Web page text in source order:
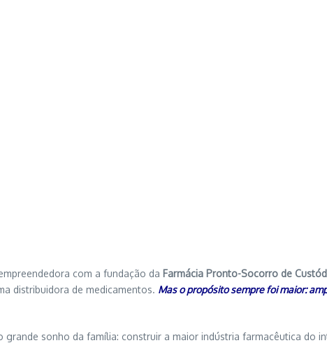
com a fundação da Farmácia Pronto-Socorro de
distribuidora de medicamentos. Mas o propósito sempre foi maior:
grande sonho da família: construir a maior indústria farmacêutica do